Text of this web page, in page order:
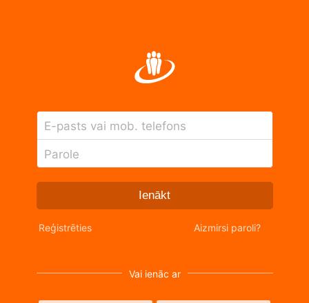
E-pasts vai mob. telefons
Parole
Ienākt
Reģistrēties Aizmirsi paroli?
Vai ienāc ar